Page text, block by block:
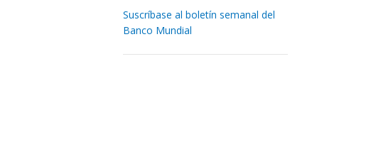
Suscríbase al boletín semanal del
Banco Mundial